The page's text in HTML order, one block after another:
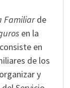
Familiarde
en la
en
de los
y